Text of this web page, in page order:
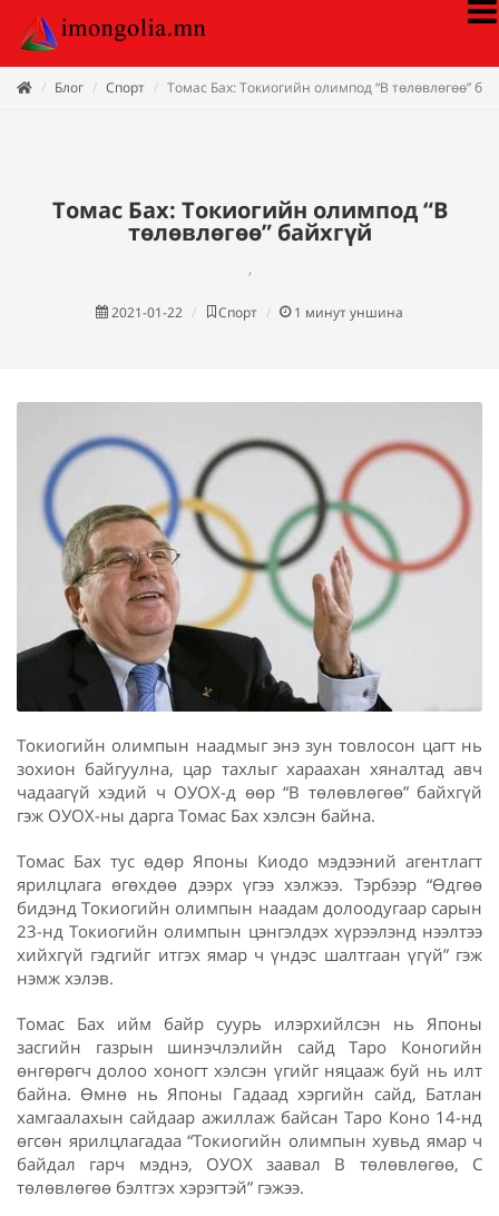
Блог Спорт Томас Бах: Токиогийн олимпод “В төлөвлөгөө”
Томас Бах: Токиогийн олимпод “В
төлөвлөгөө” байхгүй
,
2021-01-22 Спорт 1 минут уншина
Токиогийн олимпын наадмыг энэ зун товлосон цагт нь
зохион байгуулна, цар тахлыг хараахан хяналтад авч
чадаагүй хэдий ч ОУОХ-д өөр “В төлөвлөгөө” байхгүй
гэж ОУОХ-ны дарга Томас Бах хэлсэн байна.
Томас Бах тус өдөр Японы Киодо мэдээний агентлагт
ярилцлага өгөхдөө дээрх үгээ хэлжээ. Тэрбээр “Өдгөө
бидэнд Токиогийн олимпын наадам долоодугаар сарын
23-нд Токиогийн олимпын цэнгэлдэх хүрээлэнд нээлтээ
хийхгүй гэдгийг итгэх ямар ч үндэс шалтгаан үгүй” гэж
нэмж хэлэв.
Томас Бах ийм байр суурь илэрхийлсэн нь Японы
засгийн газрын шинэчлэлийн сайд Таро Коногийн
өнгөрөгч долоо хоногт хэлсэн үгийг няцааж буй нь илт
байна. Өмнө нь Японы Гадаад хэргийн сайд, Батлан
хамгаалахын сайдаар ажиллаж байсан Таро Коно 14-нд
өгсөн ярилцлагадаа “Токиогийн олимпын хувьд ямар ч
байдал гарч мэднэ, ОУОХ заавал B төлөвлөгөө, C
төлөвлөгөө бэлтгэх хэрэгтэй” гэжээ.